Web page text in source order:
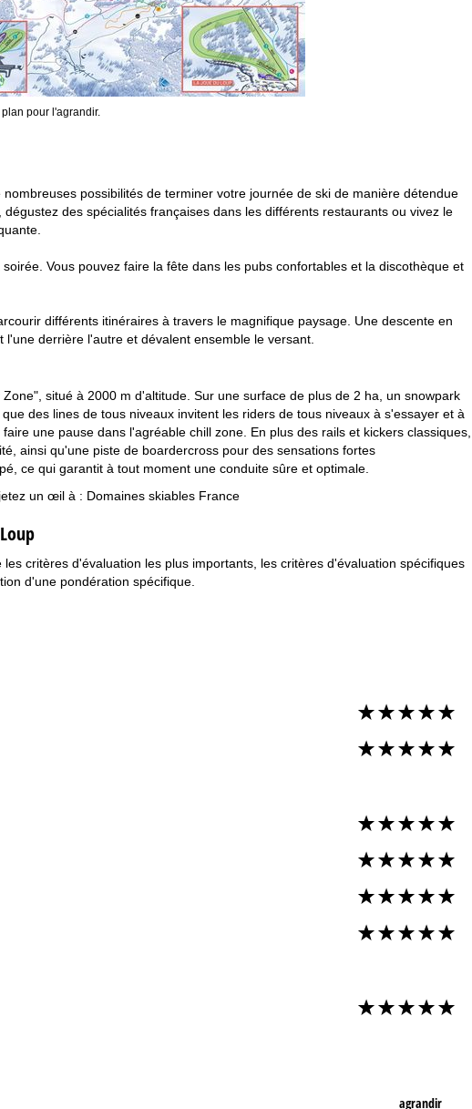
pour l'agrandir.
possibilités de terminer votre journée de ski de manière détendue
des spécialités françaises dans les différents restaurants ou vivez le
Vous pouvez faire la fête dans les pubs confortables et la discothèque et
différents itinéraires à travers le magnifique paysage. Une descente en
derrière l'autre et dévalent ensemble le versant.
situé à 2000 m d'altitude. Sur une surface de plus de 2 ha, un snowpark
des lines de tous niveaux invitent les riders de tous niveaux à s'essayer et à
une pause dans l'agréable chill zone. En plus des rails et kickers classiques,
ainsi qu'une piste de boardercross pour des sensations fortes
ce qui garantit à tout moment une conduite sûre et optimale.
un œil à : Domaines skiables France
critères d'évaluation les plus importants, les critères d'évaluation spécifiques
d'une pondération spécifique.
agrandir